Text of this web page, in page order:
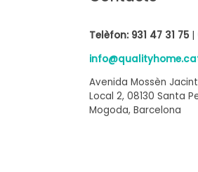
Telèfon: 931 47 31 75|
Avenida Mossèn
Local 2, 08130 Santa
Mogoda, Barcelona